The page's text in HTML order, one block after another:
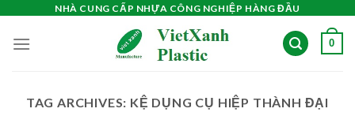
content
NHÀ CUNG CẤP NHỰA CÔNG NGHIỆP HÀNG ĐẦU
0
TAG ARCHIVES: KỆ DỤNG CỤ HIỆP THÀNH ĐẠI